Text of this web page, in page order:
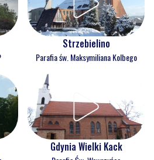
Strzebielino
Parafia św. Maksymiliana Kolbego
Gdynia Wielki Kack